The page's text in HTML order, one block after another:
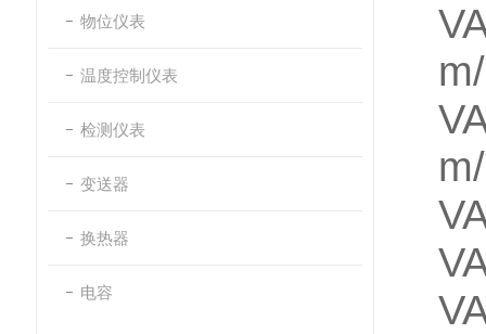
物位仪表
温度控制仪表
检测仪表
变送器
换热器
电容